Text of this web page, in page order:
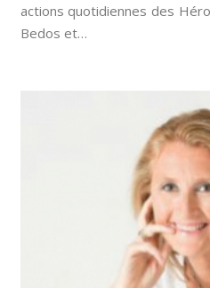
actions quotidiennes des
Bedos et…